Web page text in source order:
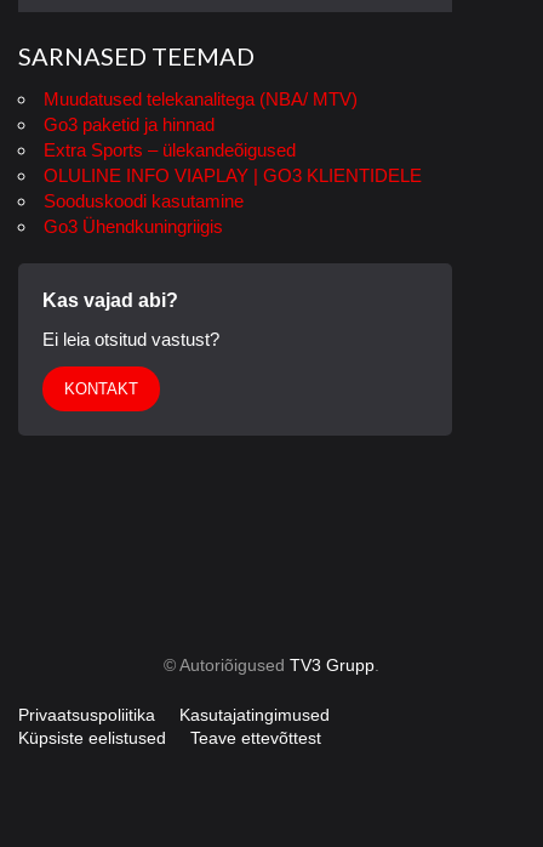
SARNASED TEEMAD
Muudatused telekanalitega (NBA/ MTV)
Go3 paketid ja hinnad
Extra Sports – ülekandeõigused
OLULINE INFO VIAPLAY | GO3 KLIENTIDELE
Sooduskoodi kasutamine
Go3 Ühendkuningriigis
Kas vajad abi?
Ei leia otsitud vastust?
KONTAKT
© Autoriõigused TV3 Grupp.
Privaatsuspoliitika
Kasutajatingimused
Küpsiste eelistused
Teave ettevõttest